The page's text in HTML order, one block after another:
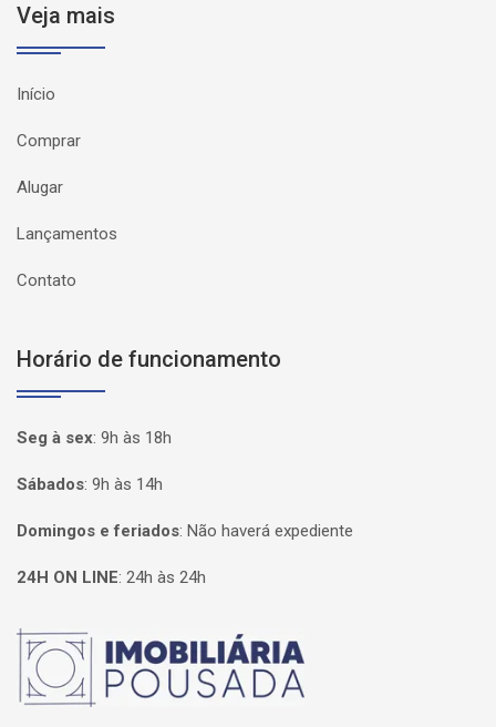
Veja mais
Início
Comprar
Alugar
Lançamentos
Contato
Horário de funcionamento
Seg à sex: 9h às 18h
Sábados: 9h às 14h
Domingos e feriados: Não haverá expediente
24H ON LINE: 24h às 24h
Página inicial